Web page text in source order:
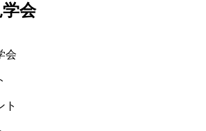
会
会
ト